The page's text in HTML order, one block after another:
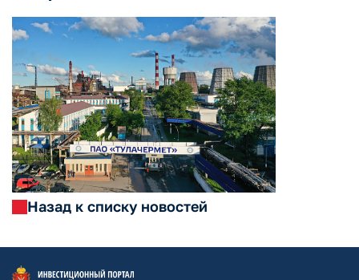
Назад к списку новостей